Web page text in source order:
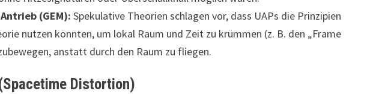
(GEM): Spekulative Theorien schlagen vor, dass UAPs die Prinzipien
nutzen könnten, um lokal Raum und Zeit zu krümmen (z. B. den „Frame
anstatt durch den Raum zu fliegen.
Distortion)